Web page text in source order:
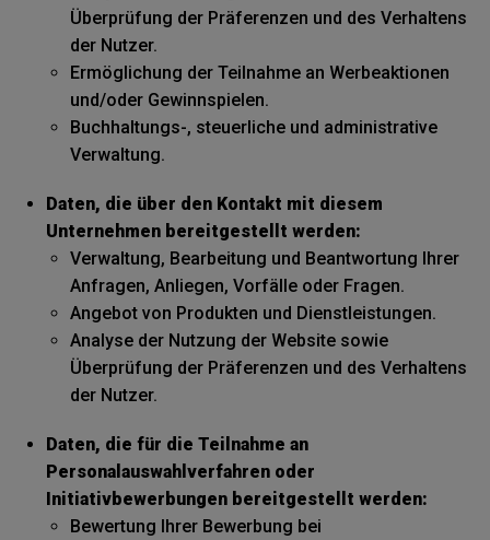
Überprüfung der Präferenzen und des Verhaltens
der Nutzer.
Ermöglichung der Teilnahme an Werbeaktionen
und/oder Gewinnspielen.
Buchhaltungs-, steuerliche und administrative
Verwaltung.
Daten, die über den Kontakt mit diesem
Unternehmen bereitgestellt werden:
Verwaltung, Bearbeitung und Beantwortung Ihrer
Anfragen, Anliegen, Vorfälle oder Fragen.
Angebot von Produkten und Dienstleistungen.
Analyse der Nutzung der Website sowie
Überprüfung der Präferenzen und des Verhaltens
der Nutzer.
Daten, die für die Teilnahme an
Personalauswahlverfahren oder
Initiativbewerbungen bereitgestellt werden:
Bewertung Ihrer Bewerbung bei